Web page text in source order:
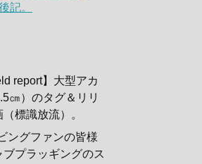
記。
report】大型アカ
㎝）のタグ＆リリ
標識放流）。
ングファンの皆様
ブプラッギングのス